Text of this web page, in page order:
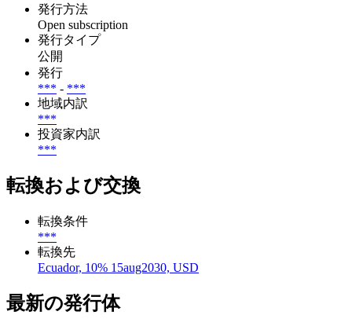
発行方法
Open subscription
発行タイプ
公開
発行
*** - ***
地域内訳
***
投資家内訳
***
転換および交換
転換条件
***
転換先
Ecuador, 10% 15aug2030, USD
最新の発行体